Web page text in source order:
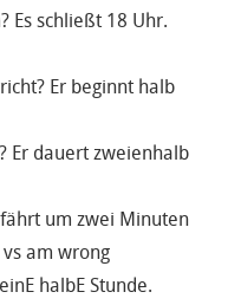
Es schließt 18 Uhr.
Er beginnt halb
Er dauert zweienhalb
um zwei Minuten
vs am wrong
halbE Stunde.